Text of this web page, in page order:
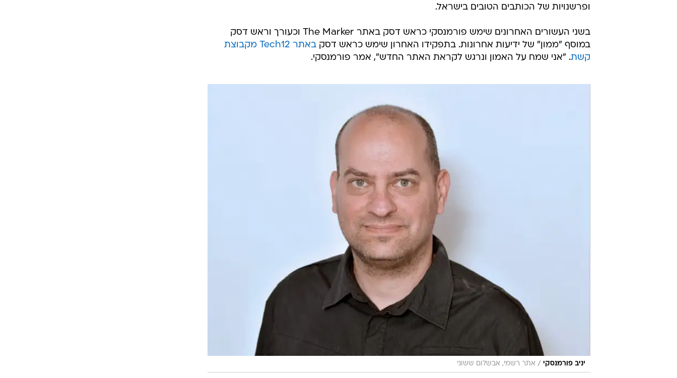
ופרשנויות של הכותבים הטובים בישראל.
בשני העשורים האחרונים שימש פורמנסקי כראש דסק באתר The Marker וכעורך וראש דסק
במוסף "ממון" של ידיעות אחרונות. בתפקידו האחרון שימש כראש דסק
באתר Tech12 מקבוצת
קשת. "אני שמח על האמון ונרגש לקראת האתר החדש", אמר פורמנסקי.
יניב פורמנסקי / אתר רשמי, אבשלום ששוני